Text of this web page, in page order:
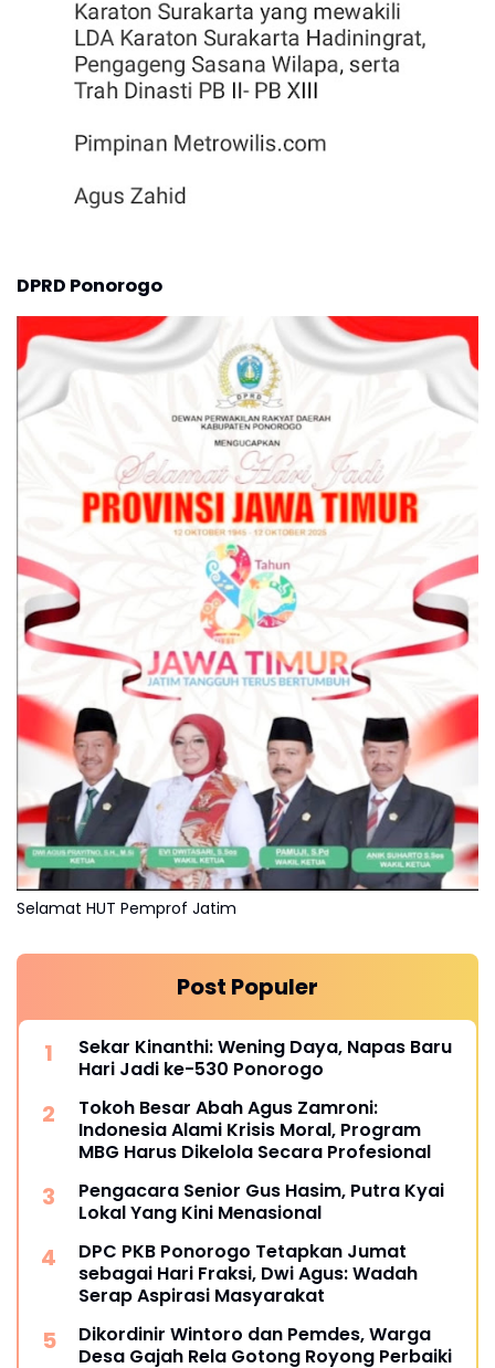
DPRD Ponorogo
Selamat HUT Pemprof Jatim
Post Populer
Sekar Kinanthi: Wening Daya, Napas Baru
Hari Jadi ke-530 Ponorogo
Tokoh Besar Abah Agus Zamroni:
Indonesia Alami Krisis Moral, Program
MBG Harus Dikelola Secara Profesional
Pengacara Senior Gus Hasim, Putra Kyai
Lokal Yang Kini Menasional
DPC PKB Ponorogo Tetapkan Jumat
sebagai Hari Fraksi, Dwi Agus: Wadah
Serap Aspirasi Masyarakat
Dikordinir Wintoro dan Pemdes, Warga
Desa Gajah Rela Gotong Royong Perbaiki